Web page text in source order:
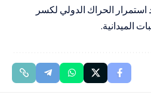
الحراك الدولي لكسر
الميدانية.